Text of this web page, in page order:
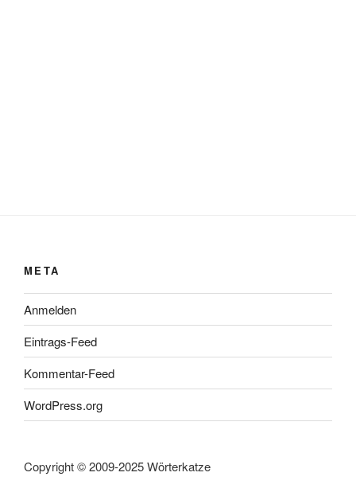
META
Anmelden
Eintrags-Feed
Kommentar-Feed
WordPress.org
Copyright © 2009-2025 Wörterkatze